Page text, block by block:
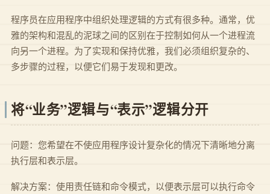
程序员在应用程序中组织处理逻辑的方式有很多种。通常，优
雅的架构和混乱的泥球之间的区别在于控制如何从一个进程流
向另一个进程。为了实现和保持优雅，我们必须组织复杂的、
多步骤的过程，以便它们易于发现和更改。
将“业务”逻辑与“表示”逻辑分开
问题：您希望在不使应用程序设计复杂化的情况下清晰地分离
执行层和表示层。
解决方案：使用责任链和命令模式，以便表示层可以执行命令